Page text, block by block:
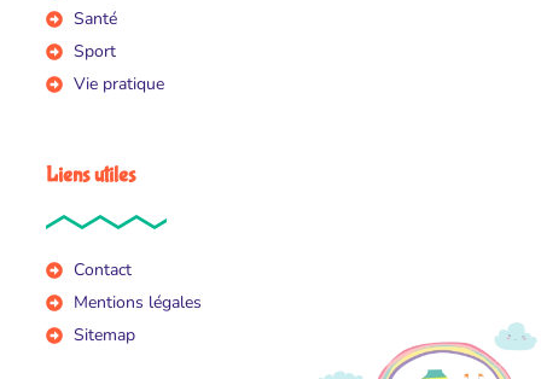
Santé
Sport
Vie pratique
Liens utiles
Contact
Mentions légales
Sitemap